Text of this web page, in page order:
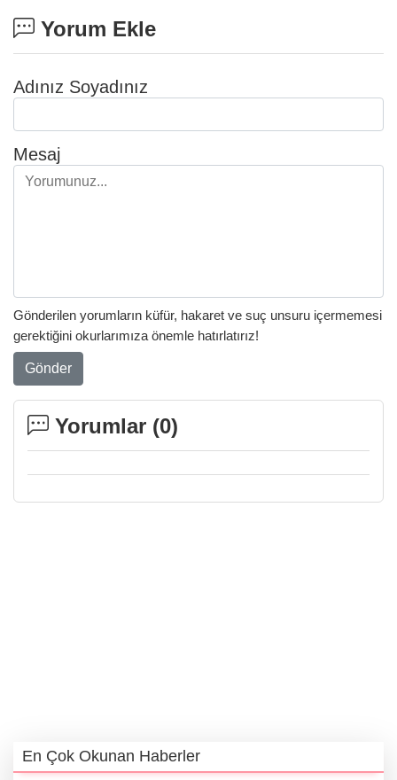
Yorum Ekle
Adınız Soyadınız
Mesaj
Gönderilen yorumların küfür, hakaret ve suç unsuru içermemesi
gerektiğini okurlarımıza önemle hatırlatırız!
Gönder
Yorumlar (0)
En Çok Okunan Haberler